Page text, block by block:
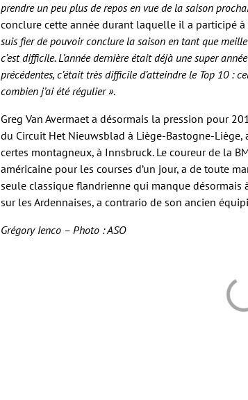
prendre un peu plus de repos en vue de la saison
conclure cette année durant laquelle il a participé
suis fier de pouvoir conclure la saison en tant que
c’est difficile. L’année dernière était déjà une super
précédentes, c’était très difficile d’atteindre le Top 10 :
combien j’ai été régulier ».
Greg Van Avermaet a désormais la pression pour
du Circuit Het Nieuwsblad à Liège-Bastogne-
certes montagneux, à Innsbruck. Le coureur de la
américaine pour les courses d’un jour, a de toute
seule classique flandrienne qui manque désormais
sur les Ardennaises, a contrario de son ancien
Grégory Ienco – Photo : ASO